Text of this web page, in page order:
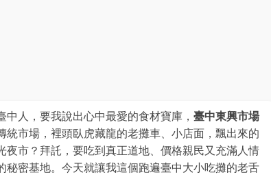
人，要我說出心中最愛的食材寶庫， 臺中東興市場
統市場，裡頭臥虎藏龍的老攤車、小店面，飄出來的
市？拜託，要吃到真正道地、價格親民又充滿人情
秘密基地。今天就讓我這個跑遍臺中大小吃攤的老舌